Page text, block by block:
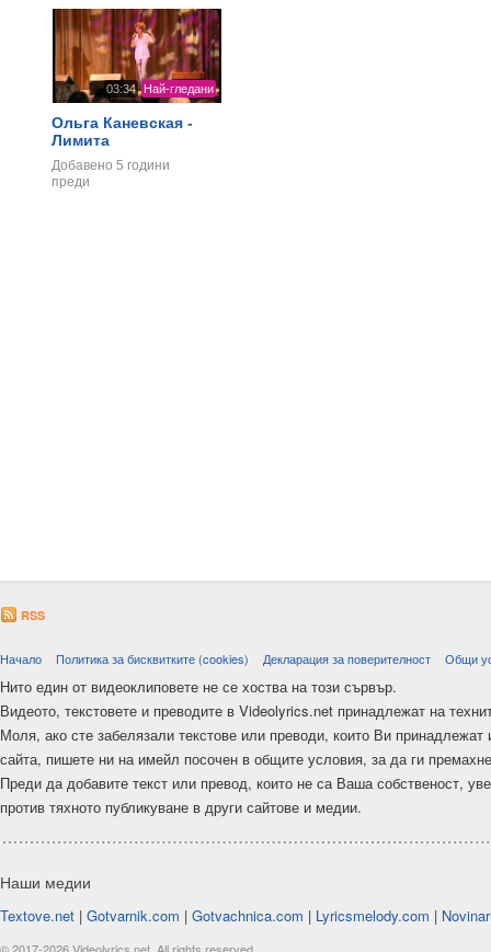
03:34 Най-гледани
Ольга Каневская -
Лимита
Добавено 5 години
преди
RSS
Начало Политика за бисквитките (cookies) Декларация за поверителност Общи
Нито един от видеоклиповете не се хоства на този сървър.
Видеото, текстовете и преводите в Videolyrics.net принадлежат на
Моля, ако сте забелязали текстове или преводи, които Ви
сайта, пишете ни на имейл посочен в общите условия, за да ги
Преди да добавите текст или превод, които не са Ваша собственост,
против тяхното публикуване в други сайтове и медии.
Наши медии
Textove.net | Gotvarnik.com | Gotvachnica.com | Lyricsmelody.com |